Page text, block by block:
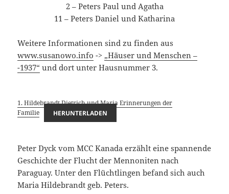
2 – Peters Paul und Agatha
11 – Peters Daniel und Katharina
Weitere Informationen sind zu finden aus
www.susanowo.info -> „Häuser und Menschen –
-1937“ und dort unter Hausnummer 3.
1. Hildebrandt Dietrich und Maria Erinnerungen der
Familie
HERUNTERLADEN
Peter Dyck vom MCC Kanada erzählt eine spannende
Geschichte der Flucht der Mennoniten nach
Paraguay. Unter den Flüchtlingen befand sich auch
Maria Hildebrandt geb. Peters.